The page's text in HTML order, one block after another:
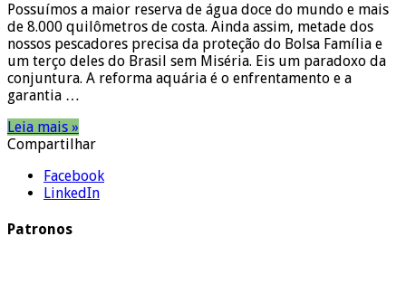
Possuímos a maior reserva de água doce do mundo e mais
de 8.000 quilômetros de costa. Ainda assim, metade dos
nossos pescadores precisa da proteção do Bolsa Família e
um terço deles do Brasil sem Miséria. Eis um paradoxo da
conjuntura. A reforma aquária é o enfrentamento e a
garantia …
Leia mais »
Compartilhar
Facebook
LinkedIn
Patronos